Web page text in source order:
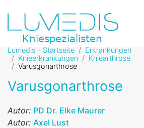
Lumedis - Startseite
Erkrankungen
Knieerkrankungen
Kniearthrose
Varusgonarthrose
Varusgonarthrose
Autor: PD Dr. Elke Maurer
Autor: Axel Lust